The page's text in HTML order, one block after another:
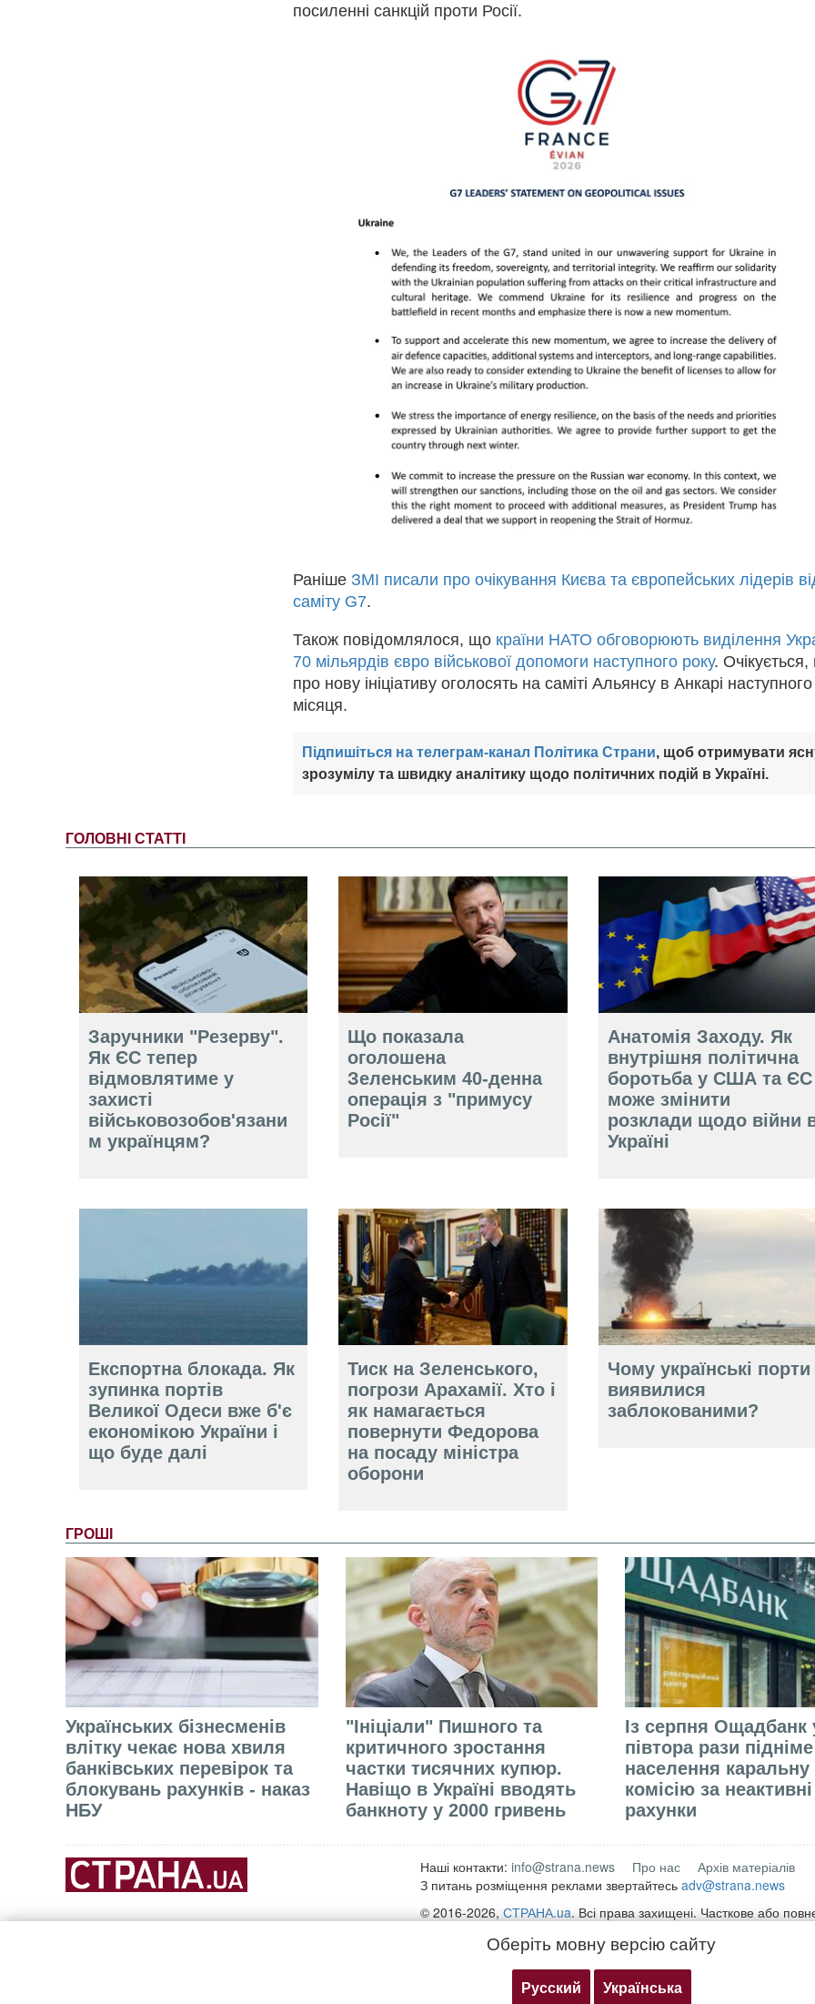
посиленні санкцій проти Росії.
Раніше ЗМІ писали про очікування Києва та європейських лідерів
саміту G7.
Також повідомлялося, що країни НАТО обговорюють виділення
70 мільярдів євро військової допомоги наступного року.
про нову ініціативу оголосять на саміті Альянсу в Анкарі наступного
місяця.
Підпишіться на телеграм-канал Політика Страни, щоб отримувати
зрозумілу та швидку аналітику щодо політичних подій в Україні.
ГОЛОВНІ СТАТТІ
Заручники "Резерву".
Як ЄС тепер
відмовлятиме у
захисті
військовозобов'язани
м українцям?
Що показала
оголошена
Зеленським 40-денна
операція з "примусу
Росії"
Анатомія Заходу. Як
внутрішня політична
боротьба у США та ЄС
може змінити
розклади щодо війни
Україні
Експортна блокада. Як
зупинка портів
Великої Одеси вже б'є
економікою України і
що буде далі
Тиск на Зеленського,
погрози Арахамії. Хто і
як намагається
повернути Федорова
на посаду міністра
оборони
Чому українські порти
виявилися
заблокованими?
ГРОШІ
Українських бізнесменів
влітку чекає нова хвиля
банківських перевірок та
блокувань рахунків - наказ
НБУ
"Ініціали" Пишного та
критичного зростання
частки тисячних купюр.
Навіщо в Україні вводять
банкноту у 2000 гривень
Із серпня Ощадбанк
півтора рази
населення каральну
комісію за неактивні
рахунки
Наші контакти: info@strana.news Про нас
Архів матеріалів
З питань розміщення реклами звертайтесь adv@strana.news
© 2016-2026, СТРАНА.ua. Всі права захищені. Часткове або
для пошукових систем гіперпосилання на безпосередню адресу
Будь-яке копіювання, публікація, передрук чи відтворення
Оберіть мовну версію сайту
Русский Українська